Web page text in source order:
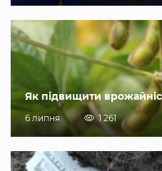
Як підвищити
6 липня 1 261